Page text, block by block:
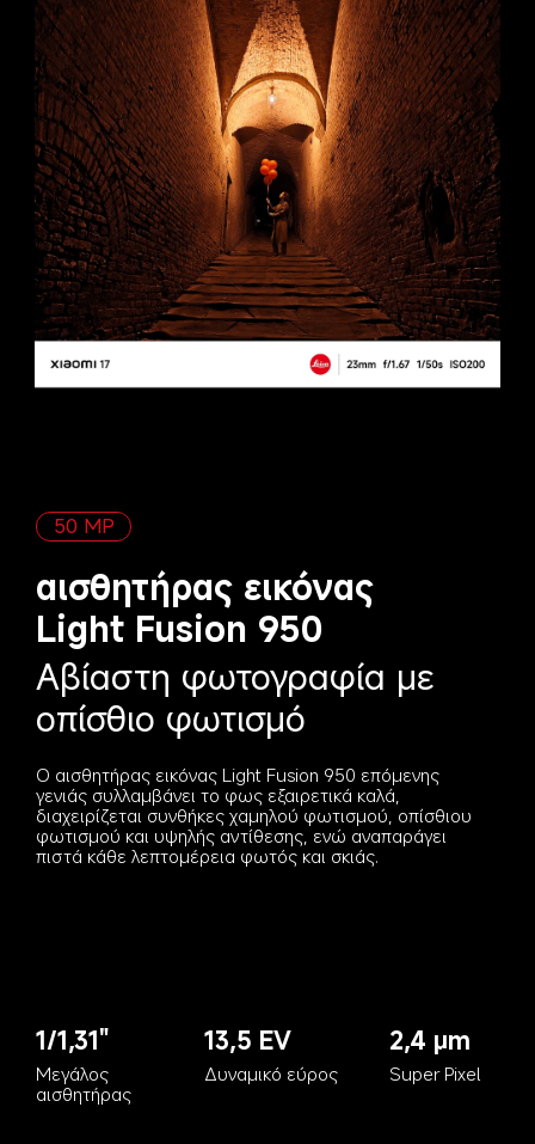
50 MP
αισθητήρας εικόνας
Light Fusion 950
Αβίαστη φωτογραφία με
οπίσθιο φωτισμό
Ο αισθητήρας εικόνας Light Fusion 950 επόμενης
γενιάς συλλαμβάνει το φως εξαιρετικά καλά,
διαχειρίζεται συνθήκες χαμηλού φωτισμού, οπίσθιου
φωτισμού και υψηλής αντίθεσης, ενώ αναπαράγει
πιστά κάθε λεπτομέρεια φωτός και σκιάς.
1/1,31"
Μεγάλος
αισθητήρας
13,5 EV
Δυναμικό εύρος
2,4 μm
Super Pixel